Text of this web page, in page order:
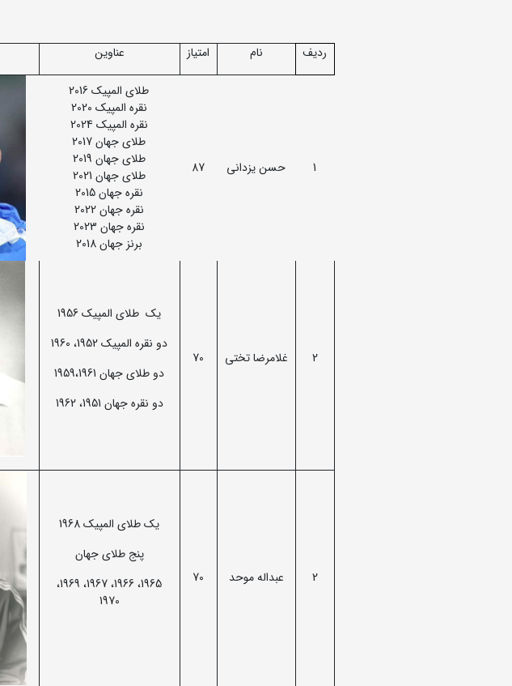
ردیف نام امتیاز عناوین
1 حسن یزدانی 87
طلای المپیک 2016
نقره المپیک 2020
نقره المپیک 2024
طلای جهان 2017
طلای جهان 2019
طلای جهان 2021
نقره جهان 2015
نقره جهان 2022
نقره جهان 2023
برنز جهان 2018
2 غلامرضا تختی 70
یک طلای المپیک 1956
دو نقره المپیک 1952، 1960
دو طلای جهان 1959،‌1961
دو نقره جهان 1951، 1962
2 عبداله موحد 70
یک طلای المپیک 1968
پنج طلای جهان
1965، 1966، 1967، 1969،
1970